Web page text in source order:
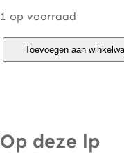
1 op voorraad
o
Toevoegen aan
Op deze lp